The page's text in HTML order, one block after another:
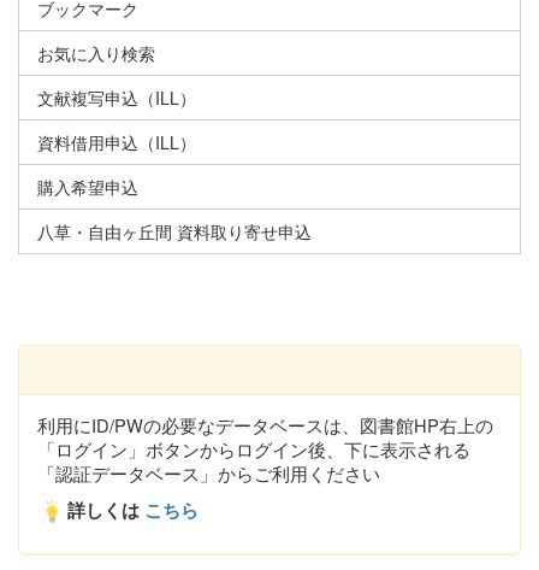
ブックマーク
お気に入り検索
文献複写申込（ILL）
資料借用申込（ILL）
購入希望申込
八草・自由ヶ丘間 資料取り寄せ申込
利用にID/PWの必要なデータベースは、図書館HP右上の
「ログイン」ボタンからログイン後、下に表示される
「認証データベース」からご利用ください
詳しくは こちら